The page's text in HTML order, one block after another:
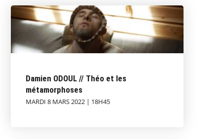
Damien ODOUL // Théo et les
métamorphoses
MARDI 8 MARS 2022 | 18H45